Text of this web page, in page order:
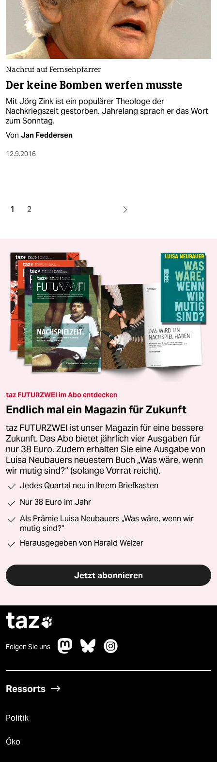
Nachruf auf Fernsehpfarrer
Der keine Bomben werfen musste
Mit Jörg Zink ist ein populärer Theologe der
Nachkriegszeit gestorben. Jahrelang sprach er das Wort
zum Sonntag.
Von Jan Feddersen
12.9.2016
1 2
taz FUTURZWEI im Abo entdecken
Endlich mal ein Magazin für Zukunft
taz FUTURZWEI ist unser Magazin für eine bessere
Zukunft. Das Abo bietet jährlich vier Ausgaben für
nur 38 Euro. Zudem erhalten Sie eine Ausgabe von
Luisa Neubauers neuestem Buch „Was wäre, wenn
wir mutig sind?“ (solange Vorrat reicht).
Jedes Quartal neu in Ihrem Briefkasten
Nur 38 Euro im Jahr
Als Prämie Luisa Neubauers „Was wäre, wenn wir
mutig sind?“
Herausgegeben von Harald Welzer
Jetzt abonnieren
taz
Folgen Sie uns
Ressorts
Politik
Öko